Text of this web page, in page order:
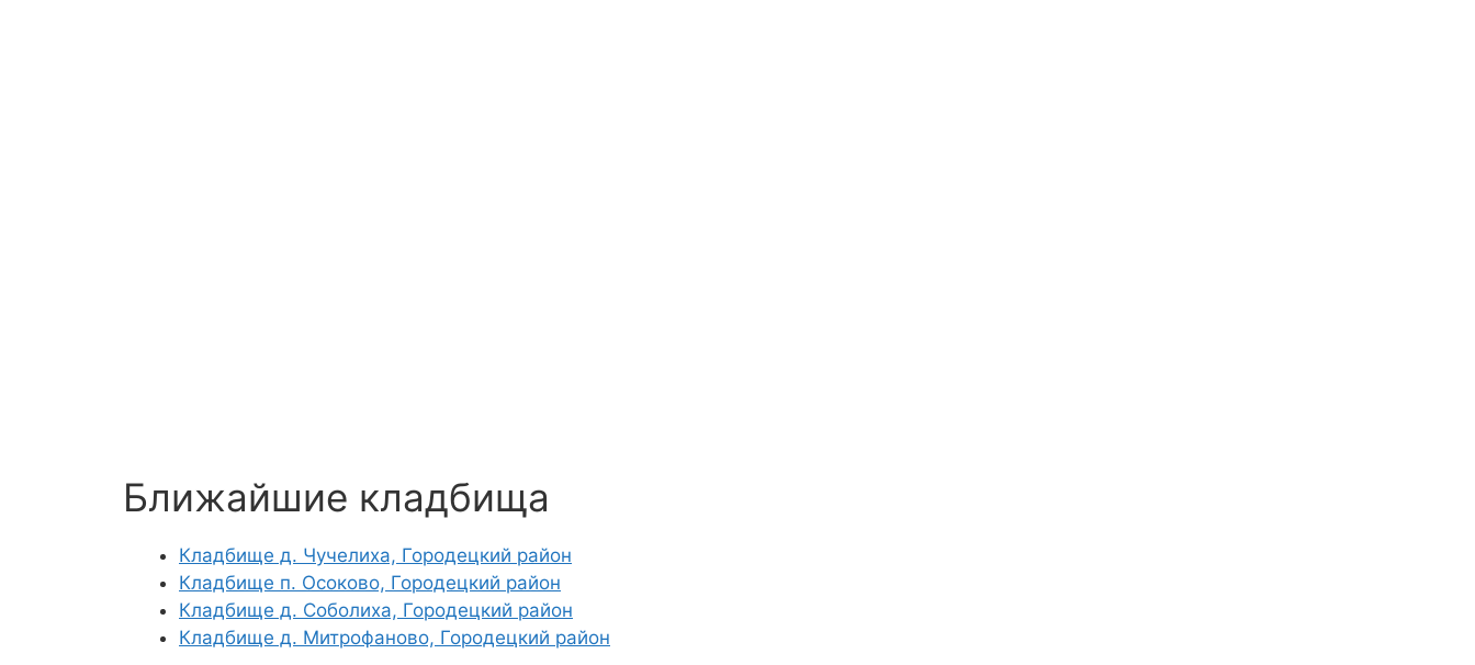
Ближайшие кладбища
Кладбище д. Чучелиха, Городецкий район
Кладбище п. Осоково, Городецкий район
Кладбище д. Соболиха, Городецкий район
Кладбище д. Митрофаново, Городецкий район